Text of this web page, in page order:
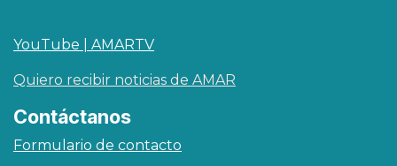
YouTube | AMARTV
Quiero recibir noticias de AMAR
Contáctanos
Formulario de contacto